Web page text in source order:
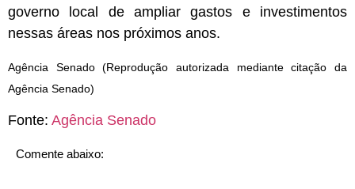
governo local de ampliar gastos e investimentos
nessas áreas nos próximos anos.
Agência Senado (Reprodução autorizada mediante citação da
Agência Senado)
Fonte: Agência Senado
Comente abaixo: